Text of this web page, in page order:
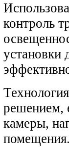
контроль
установки
решением,
камеры,